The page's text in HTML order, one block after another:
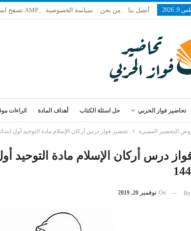
2026 أتصل بنا من نحن سياسة الخصوصية
تحاضير فواز الحربي حل اسئلة الكتاب أهداف المادة اثراءات
التحضير المميزة تحضير فواز درس أركان الإسلام مادة التوحيد أول ابتدائي
درس أركان الإسلام مادة التوحيد
By
On نوفمبر 20, 2019